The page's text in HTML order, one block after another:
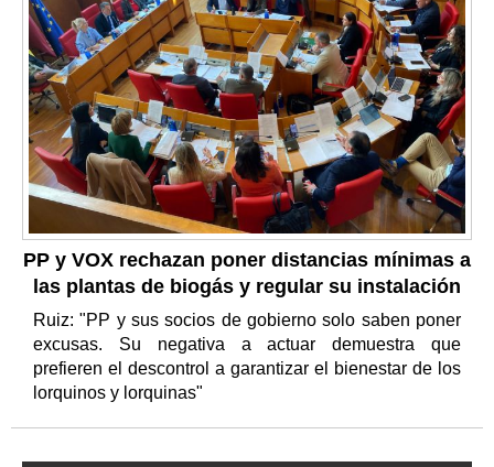
PP y VOX rechazan poner distancias mínimas a
las plantas de biogás y regular su instalación
Ruiz: "PP y sus socios de gobierno solo saben poner
excusas. Su negativa a actuar demuestra que
prefieren el descontrol a garantizar el bienestar de los
lorquinos y lorquinas"